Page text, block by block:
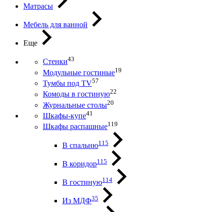
Матрасы
Мебель для ванной
Еще
Стенки43
Модульные гостиные19
Тумбы под ТV57
Комоды в гостиную22
Журнальные столы20
Шкафы-купе41
Шкафы распашные119
В спальню115
В коридор115
В гостиную114
Из МДФ35